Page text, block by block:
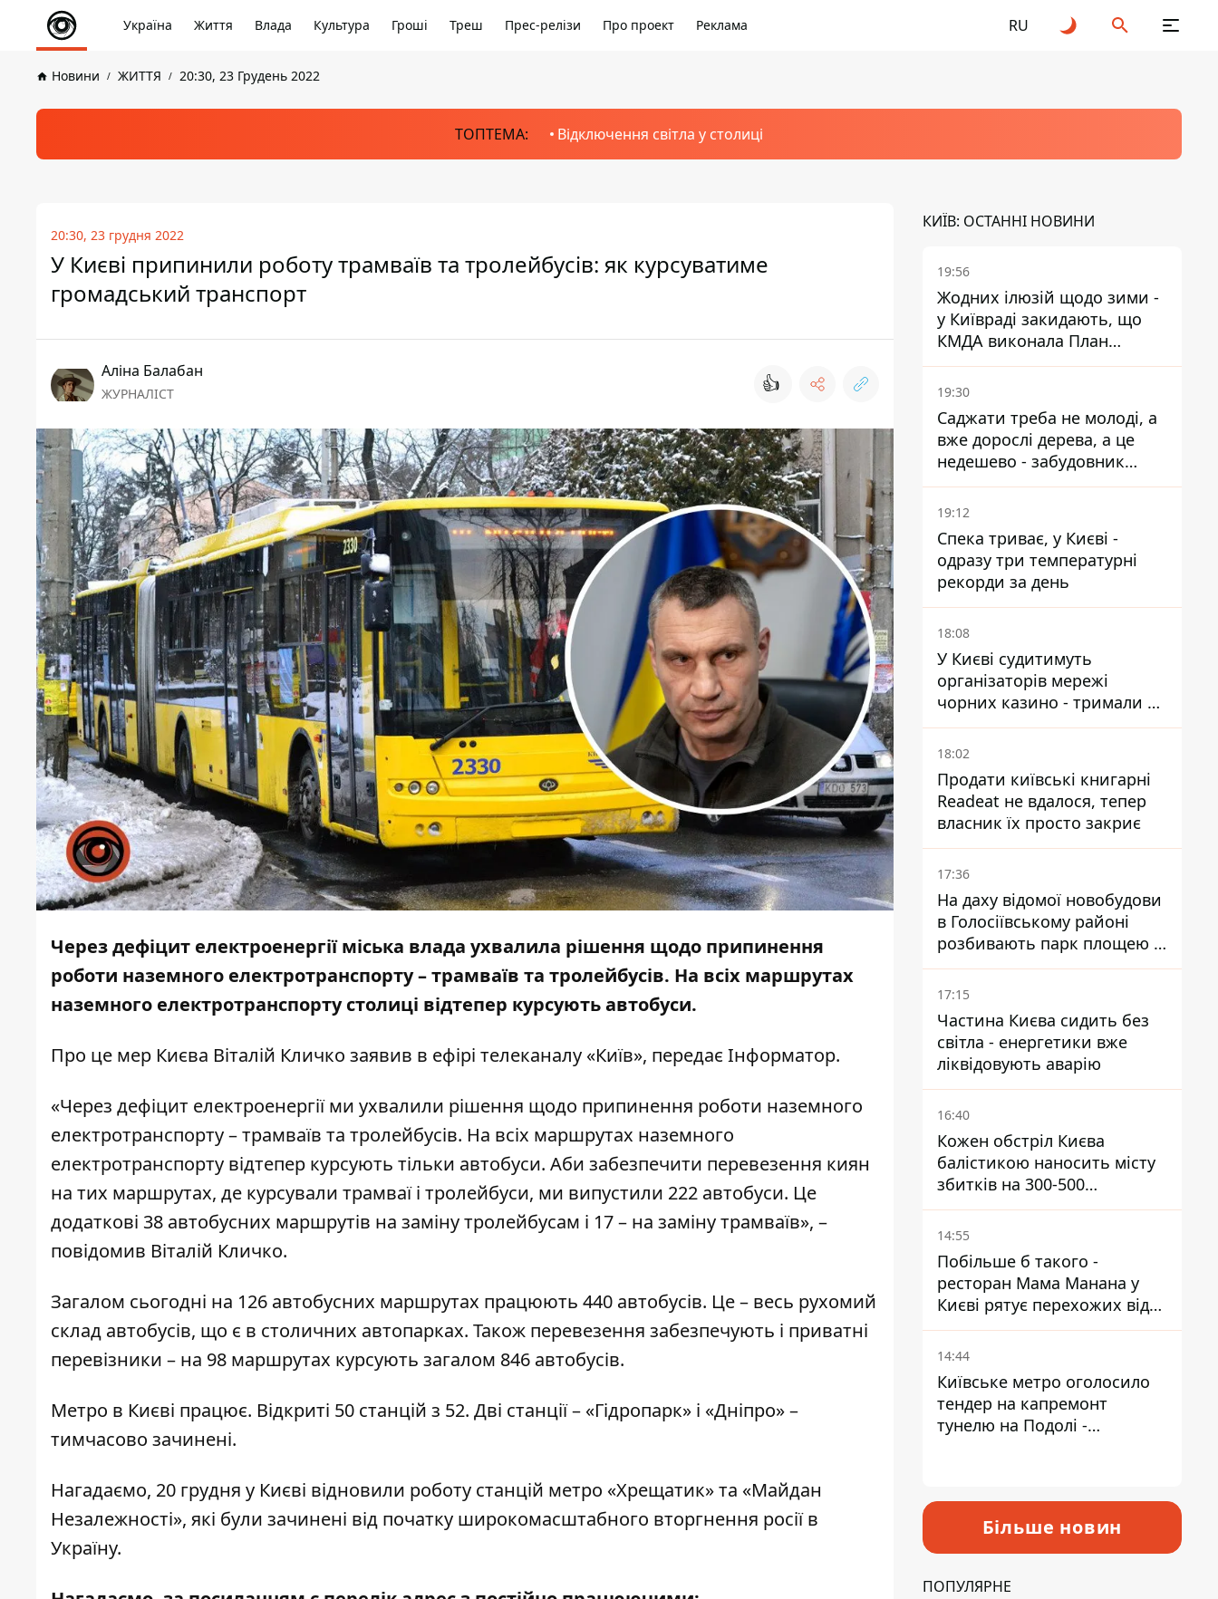
Україна Життя Влада Культура Гроші Треш Прес-релізи Про проект Реклама RU
Новини ЖИТТЯ 20:30, 23 Грудень 2022
ТОПТЕМА: Відключення світла у столиці
20:30, 23 грудня 2022
У Києві припинили роботу трамваїв та тролейбусів: як курсуватиме
громадський транспорт
Аліна Балабан
ЖУРНАЛІСТ 👍
Через дефіцит електроенергії міська влада ухвалила рішення щодо припинення
роботи наземного електротранспорту – трамваїв та тролейбусів. На всіх маршрутах
наземного електротранспорту столиці відтепер курсують автобуси.
Про це мер Києва Віталій Кличко заявив в ефірі телеканалу «Київ», передає Інформатор.
«Через дефіцит електроенергії ми ухвалили рішення щодо припинення роботи наземного
електротранспорту – трамваїв та тролейбусів. На всіх маршрутах наземного
електротранспорту відтепер курсують тільки автобуси. Аби забезпечити перевезення киян
на тих маршрутах, де курсували трамваї і тролейбуси, ми випустили 222 автобуси. Це
додаткові 38 автобусних маршрутів на заміну тролейбусам і 17 – на заміну трамваїв», –
повідомив Віталій Кличко.
Загалом сьогодні на 126 автобусних маршрутах працюють 440 автобусів. Це – весь рухомий
склад автобусів, що є в столичних автопарках. Також перевезення забезпечують і приватні
перевізники – на 98 маршрутах курсують загалом 846 автобусів.
Метро в Києві працює. Відкриті 50 станцій з 52. Дві станції – «Гідропарк» і «Дніпро» –
тимчасово зачинені.
Нагадаємо, 20 грудня у Києві відновили роботу станцій метро «Хрещатик» та «Майдан
Незалежності», які були зачинені від початку широкомасштабного вторгнення росії в
Україну.
КИЇВ: ОСТАННІ НОВИНИ
19:56
Жодних ілюзій щодо зими -
у Київраді закидають, що
КМДА виконала План
стійкості на 20%
19:30
Саджати треба не молоді, а
вже дорослі дерева, а це
недешево - забудовник
Ніконов
19:12
Спека триває, у Києві -
одразу три температурні
рекорди за день
18:08
У Києві судитимуть
організаторів мережі
чорних казино - тримали 39
закладів
18:02
Продати київські книгарні
Readeat не вдалося, тепер
власник їх просто закриє
17:36
На даху відомої новобудови
в Голосіївському районі
розбивають парк площею в
гектар
17:15
Частина Києва сидить без
світла - енергетики вже
ліквідовують аварію
16:40
Кожен обстріл Києва
балістикою наносить місту
збитків на 300-500
мільйонів - Петро
Пантелеєв
14:55
Побільше б такого -
ресторан Мама Манана у
Києві рятує перехожих від
спеки
14:44
Київське метро оголосило
тендер на капремонт
тунелю на Подолі -
Більше новин
ПОПУЛЯРНЕ